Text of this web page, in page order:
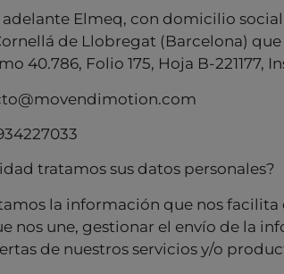
adelante Elmeq, con domicilio
de Llobregat (Barcelona)
40.786, Folio 175, Hoja B-221177,
tratamos sus datos personales?
la información que nos
nos une, gestionar el envío de la
de nuestros servicios y/o